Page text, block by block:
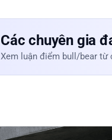
Các chuyên gia
Xem luận điểm bull/bear từ